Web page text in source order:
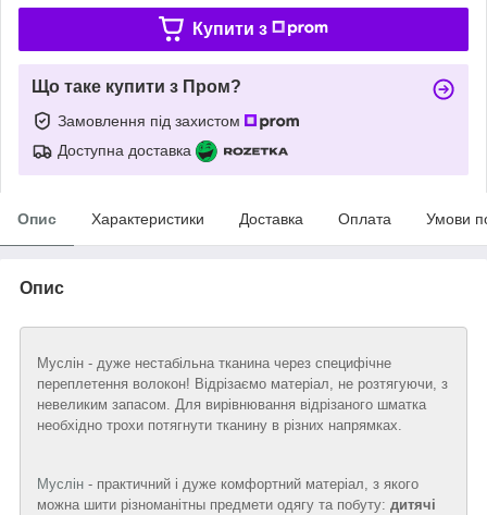
Купити з
Що таке купити з Пром?
Замовлення під захистом
Доступна доставка
Опис Характеристики Доставка Оплата Умови
Опис
Муслін - дуже нестабільна тканина через специфічне
переплетення волокон! Відрізаємо матеріал, не розтягуючи, з
невеликим запасом. Для вирівнювання відрізаного шматка
необхідно трохи потягнути тканину в різних напрямках.
Муслін - практичний і дуже комфортний матеріал, з якого
можна шити різноманітны предмети одягу та побуту: дитячі